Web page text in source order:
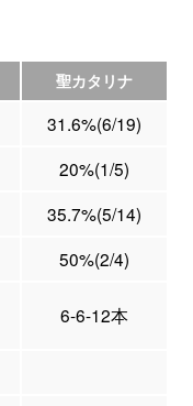
聖カタリナ
31.6%(6/19)
20%(1/5)
35.7%(5/14)
50%(2/4)
6-6-12本